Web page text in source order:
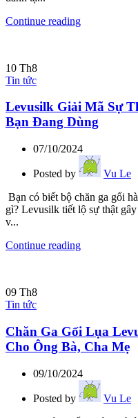
Continue reading
10 Th8
Tin tức
Levusilk Giải Mã Sự
Bạn Đang Dùng
07/10/2024
Posted by
Vu Le
Bạn có biết bộ chăn ga gối
gì? Levusilk tiết lộ sự thật
v...
Continue reading
09 Th8
Tin tức
Chăn Ga Gối Lụa
Cho Ông Bà, Cha Mẹ
09/10/2024
Posted by
Vu Le